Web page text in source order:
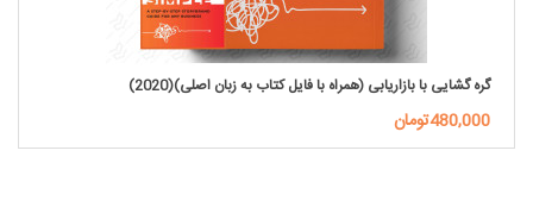
گره گشایی با بازاریابی (همراه با فایل کتاب به زبان اصلی)(2020)
480,000تومان